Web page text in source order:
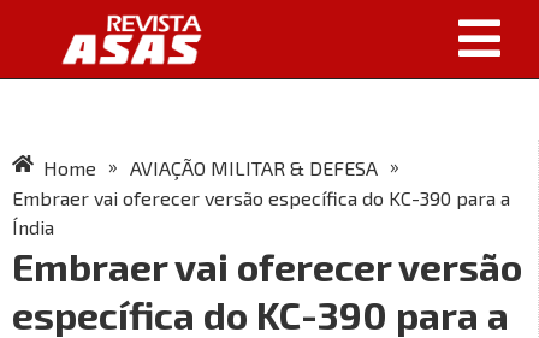
Home » AVIAÇÃO MILITAR & DEFESA »
Embraer vai oferecer versão específica do KC-390 para a
Índia
Embraer vai oferecer versão
específica do KC-390 para a